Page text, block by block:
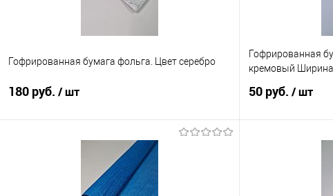
Гофрированная бумага фольга. Цвет серебро
180 руб. / шт
В корзину
Сравнение
Гофрированная
кремовый
50 руб. / шт